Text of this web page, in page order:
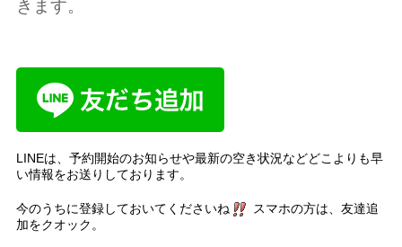
きます。
LINEは、予約開始のお知らせや最新の空き状況などどこよりも早
い情報をお送りしております。
今のうちに登録しておいてくださいね
スマホの方は、友達追
加をクオック。